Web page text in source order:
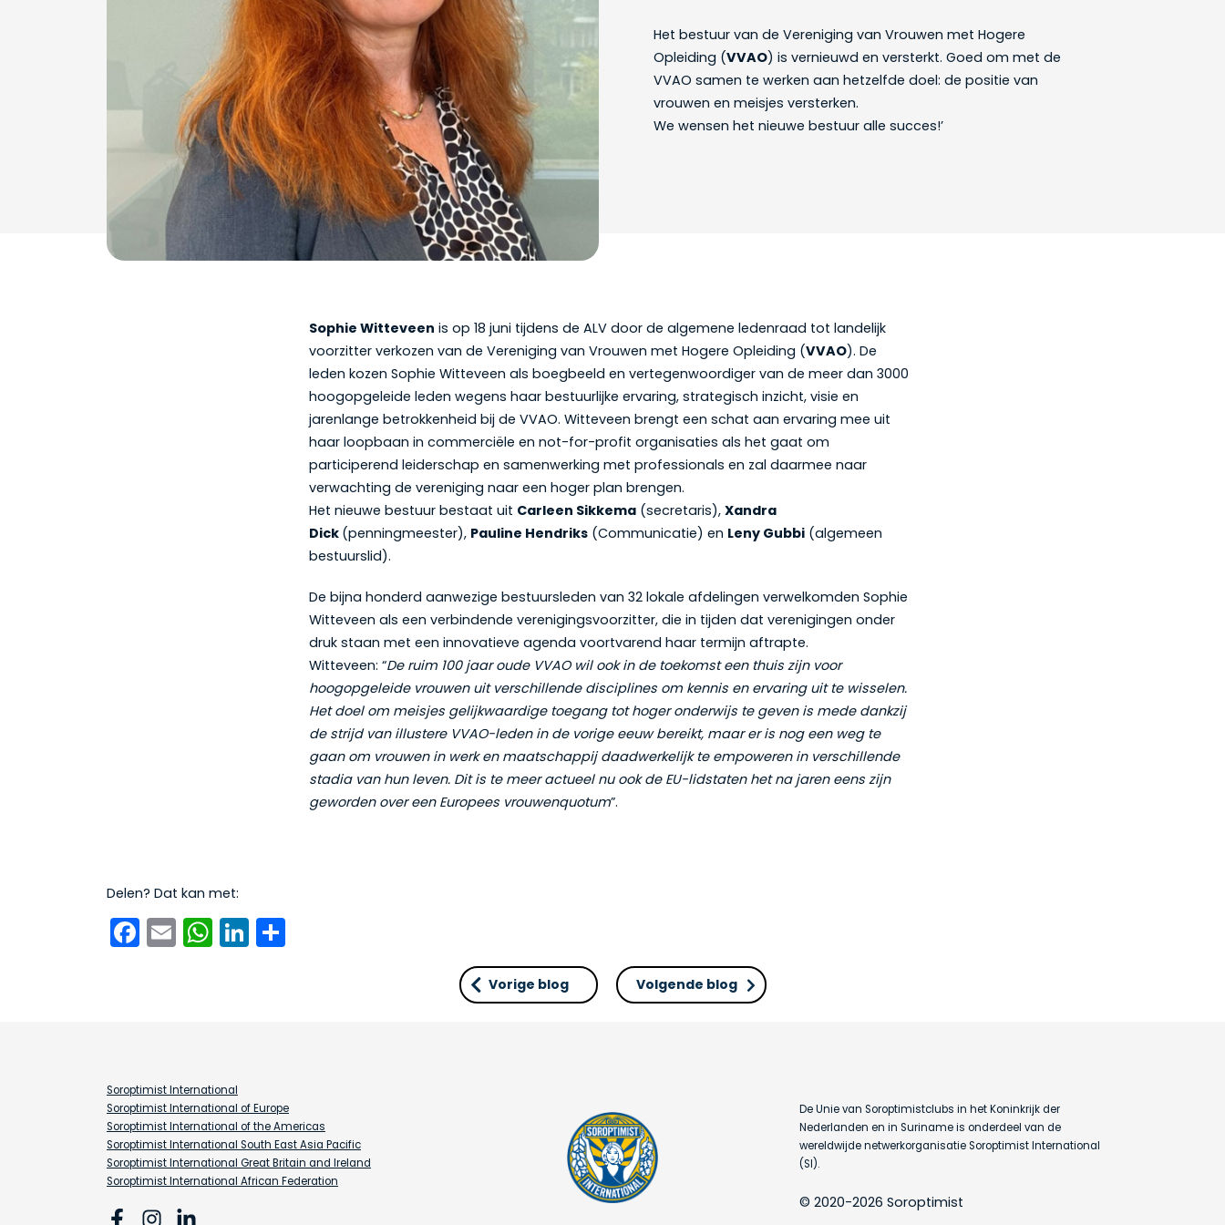
Het bestuur van de Vereniging van Vrouwen met Hogere
Opleiding (VVAO) is vernieuwd en versterkt. Goed om met de
VVAO samen te werken aan hetzelfde doel: de positie van
vrouwen en meisjes versterken.
We wensen het nieuwe bestuur alle succes!’
Sophie Witteveen is op 18 juni tijdens de ALV door de algemene ledenraad tot landelijk
voorzitter verkozen van de Vereniging van Vrouwen met Hogere Opleiding (VVAO). De
leden kozen Sophie Witteveen als boegbeeld en vertegenwoordiger van de meer dan 3000
hoogopgeleide leden wegens haar bestuurlijke ervaring, strategisch inzicht, visie en
jarenlange betrokkenheid bij de VVAO. Witteveen brengt een schat aan ervaring mee uit
haar loopbaan in commerciële en not-for-profit organisaties als het gaat om
participerend leiderschap en samenwerking met professionals en zal daarmee naar
verwachting de vereniging naar een hoger plan brengen.
Het nieuwe bestuur bestaat uit Carleen Sikkema (secretaris), Xandra
Dick (penningmeester), Pauline Hendriks (Communicatie) en Leny Gubbi (algemeen
bestuurslid).
De bijna honderd aanwezige bestuursleden van 32 lokale afdelingen verwelkomden Sophie
Witteveen als een verbindende verenigingsvoorzitter, die in tijden dat verenigingen onder
druk staan met een innovatieve agenda voortvarend haar termijn aftrapte.
Witteveen: “De ruim 100 jaar oude VVAO wil ook in de toekomst een thuis zijn voor
hoogopgeleide vrouwen uit verschillende disciplines om kennis en ervaring uit te wisselen.
Het doel om meisjes gelijkwaardige toegang tot hoger onderwijs te geven is mede dankzij
de strijd van illustere VVAO-leden in de vorige eeuw bereikt, maar er is nog een weg te
gaan om vrouwen in werk en maatschappij daadwerkelijk te empoweren in verschillende
stadia van hun leven. Dit is te meer actueel nu ook de EU-lidstaten het na jaren eens zijn
geworden over een Europees vrouwenquotum”.
Delen? Dat kan met:
Facebook
EmailWhatsApp
LinkedIn
Vorige blog Volgende blog
Soroptimist International
Soroptimist International of Europe
Soroptimist International of the Americas
Soroptimist International South East Asia Pacific
Soroptimist International Great Britain and Ireland
Soroptimist International African Federation
De Unie van Soroptimistclubs in het Koninkrijk der
Nederlanden en in Suriname is onderdeel van de
wereldwijde netwerkorganisatie Soroptimist International
(SI).
© 2020-2026 Soroptimist